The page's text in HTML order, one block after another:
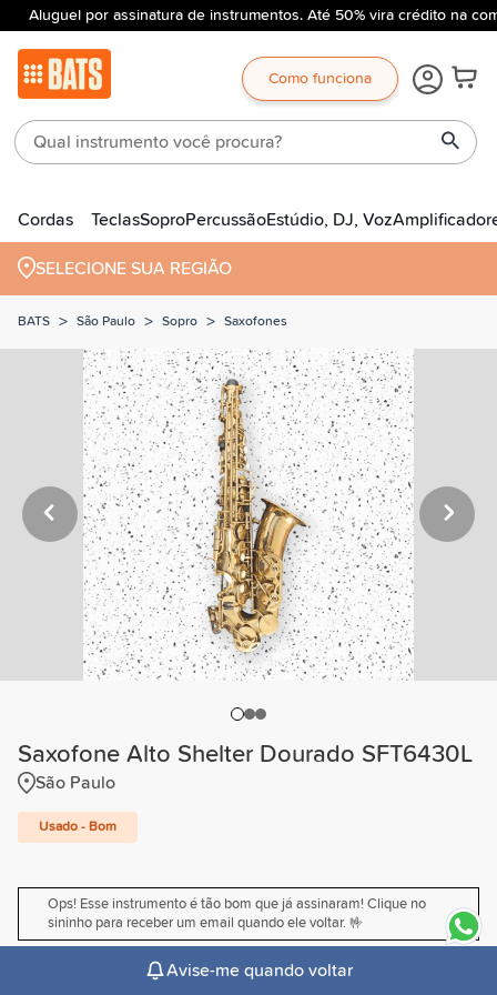
Aluguel por assinatura de instrumentos. Até 50% vira crédito na
Como funciona
Cordas TeclasSoproPercussãoEstúdio, DJ, Voz
SELECIONE SUA REGIÃO
BATS > São Paulo > Sopro > Saxofones
Saxofone Alto Shelter Dourado SFT6430L
São Paulo
Usado - Bom
Ops! Esse instrumento é tão bom que já assinaram! Clique no
sininho para receber um email quando ele voltar. 🤟
Avise-me quando voltar